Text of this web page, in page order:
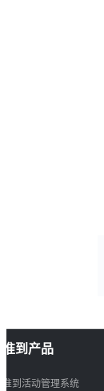
准到产品
准到活动管理系统